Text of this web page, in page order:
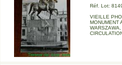
Réf. Lot:
VIEILLE
MONUMENT